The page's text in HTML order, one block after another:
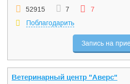
52915 7
7
Поблагодарить
Запись на
Ветеринарный центр "Аверс"